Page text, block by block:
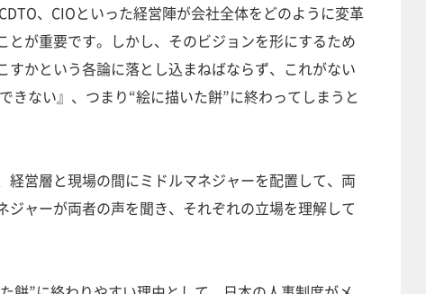
、CIOといった経営陣が会社全体をどのように変革
とが重要です。しかし、そのビジョンを形にするため
すかという各論に落とし込まねばならず、これがない
きない』、つまり“絵に描いた餅”に終わってしまうと
営層と現場の間にミドルマネジャーを配置して、両
ジャーが両者の声を聞き、それぞれの立場を理解して